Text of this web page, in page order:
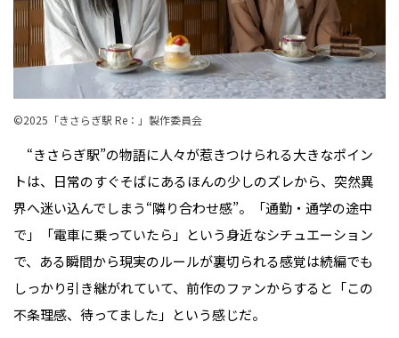
©︎2025「きさらぎ駅 Re：」製作委員会
“きさらぎ駅”の物語に人々が惹きつけられる大きなポイン
トは、日常のすぐそばにあるほんの少しのズレから、突然異
界へ迷い込んでしまう“隣り合わせ感”。「通勤・通学の途中
で」「電車に乗っていたら」という身近なシチュエーション
で、ある瞬間から現実のルールが裏切られる感覚は続編でも
しっかり引き継がれていて、前作のファンからすると「この
不条理感、待ってました」という感じだ。